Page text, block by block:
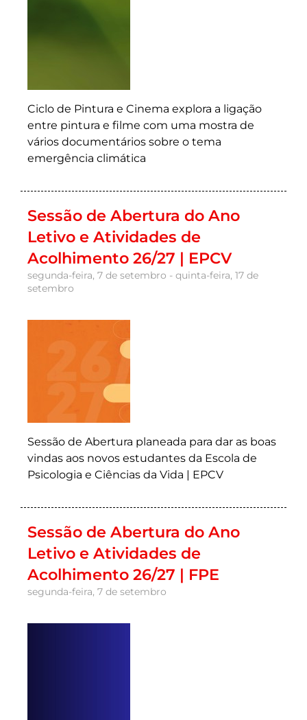
Ciclo de Pintura e Cinema explora a ligação
entre pintura e filme com uma mostra de
vários documentários sobre o tema
emergência climática
Sessão de Abertura do Ano
Letivo e Atividades de
Acolhimento 26/27 | EPCV
segunda-feira, 7 de setembro - quinta-feira, 17 de
setembro
Sessão de Abertura planeada para dar as boas
vindas aos novos estudantes da Escola de
Psicologia e Ciências da Vida | EPCV
Sessão de Abertura do Ano
Letivo e Atividades de
Acolhimento 26/27 | FPE
segunda-feira, 7 de setembro